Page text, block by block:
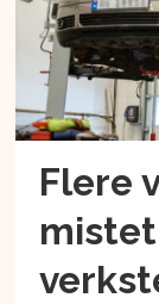
Flere